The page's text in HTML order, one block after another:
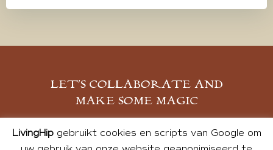
LET’S COLLABORATE AND
MAKE SOME MAGIC
MELD JE AAN
LivingHipgebruikt cookies en scripts van Google om